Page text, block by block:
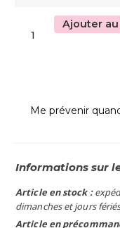
Ajouter
Me prévenir
Informations sur
Article en stock :
dimanches et jours
Article en